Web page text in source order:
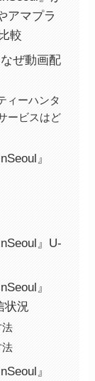
アマプラ
較
ぜ動画配
ィーハンタ
ービスはど
』
』U-
』
状況
』